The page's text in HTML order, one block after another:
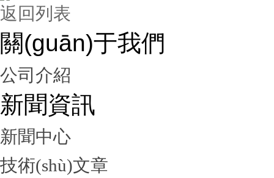
返回列表
關(guān)于我們
公司介紹
新聞資訊
新聞中心
技術(shù)文章